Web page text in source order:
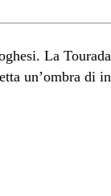
La
un’ombra di